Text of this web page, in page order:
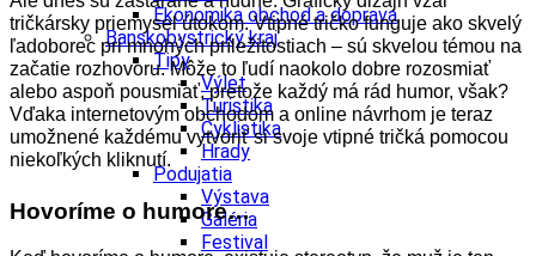
Ekonomika obchod a doprava
Banskobystrický kraj
Tipy
Výlet
Turistika
Cyklistika
Hrady
Podujatia
Výstava
Galéria
Festival
tričkársky priemysel útokom. Vtipné tričko funguje ako skvelý
ľadoborec pri mnohých príležitostiach – sú skvelou témou na
začatie rozhovoru.Môže to ľudí naokolo dobre rozosmiať
alebo aspoň pousmiať, pretože každý má rád humor, však?
Vďaka internetovým obchodom a online návrhom je teraz
umožnené každému vytvoriť si svoje vtipné tričká pomocou
niekoľkých kliknutí.
Hovoríme o humore…